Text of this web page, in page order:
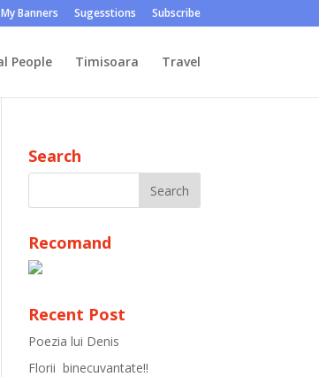
My Banners Sugesstions Subscribe
People Timisoara Travel
Search
Recomand
Recent Post
Poezia lui Denis
Florii binecuvantate!!